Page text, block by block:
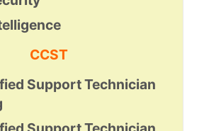
CCST
Support Technician